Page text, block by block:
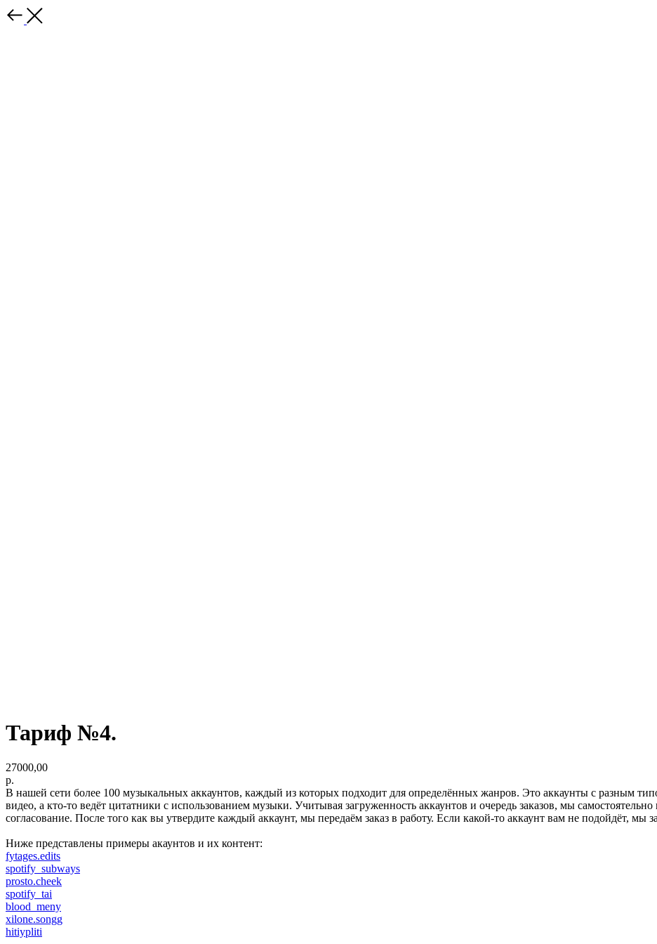
Тариф №4.
27000,00
р.
В нашей сети более 100 музыкальных аккаунтов, каждый из которых подходит для определённых жанров. Это аккаунты с разным
видео, а кто-то ведёт цитатники с использованием музыки. Учитывая загруженность аккаунтов и очередь заказов, мы
согласование. После того как вы утвердите каждый аккаунт, мы передаём заказ в работу. Если какой-то аккаунт вам не подойдёт,
Ниже представлены примеры акаунтов и их контент:
fytages.edits
spotify_subways
prosto.cheek
spotify_tai
blood_meny
xilone.songg
hitiypliti